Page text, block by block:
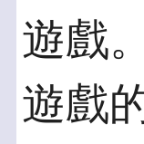
遊戲
遊戲